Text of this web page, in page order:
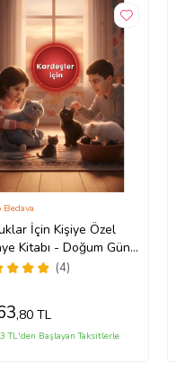
İçin Kişiye Özel
Kitabı - Doğum Günü
- Okuma Hediyesi
(4)
Bedava
,80 TL
TL'den Başlayan Taksitlerle